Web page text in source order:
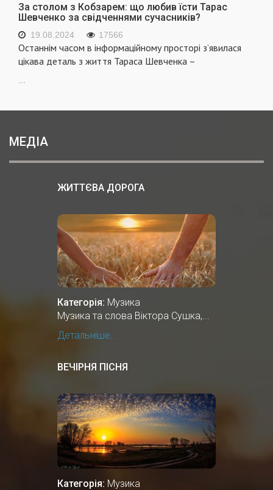
За столом з Кобзарем: що любив їсти Тарас
Шевченко за свідченнями сучасників?
19.08.2024 17566
Останнім часом в інформаційному просторі з’явилася
цікава деталь з життя Тараса Шевченка –
МЕДІА
ЖИТТЄВА ДОРОГА
Категорія: Музика
Музика та слова Віктора Сушка,...
Детальніше...
ВЕЧІРНЯ ПІСНЯ
Категорія: Музика